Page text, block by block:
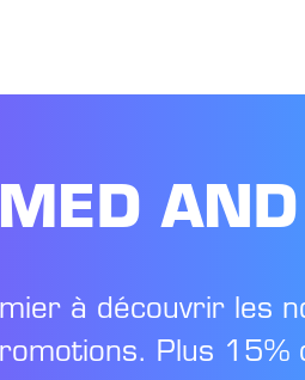
à découvrir les
Plus 15%